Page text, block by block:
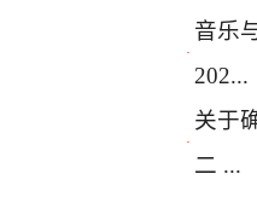
·
音乐
202...
·
关于
二 ...